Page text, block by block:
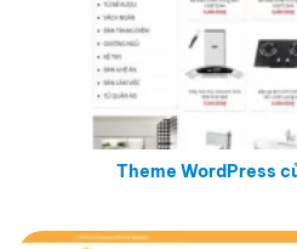
Theme WordPress